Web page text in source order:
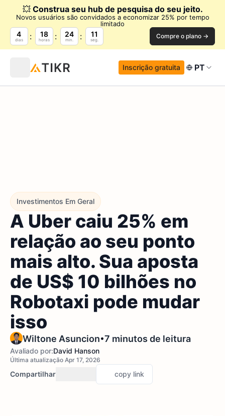
💥 Construa seu hub de pesquisa do seu jeito.
Novos usuários são convidados a economizar 25% por tempo
limitado
4
dias
18
horas
24
min.
9
seg. Compre o plano →
Inscrição gratuita PT
Investimentos Em Geral
A Uber caiu 25% em
relação ao seu ponto
mais alto. Sua aposta
de US$ 10 bilhões no
Robotaxi pode mudar
isso
Wiltone Asuncion•7 minutos de leitura
Avaliado por:David Hanson
Última atualização Apr 17, 2026
Compartilhar copy link